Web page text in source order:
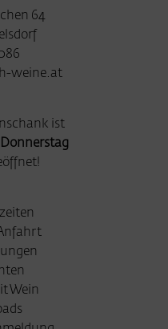
64
weine.at
ist
Wein